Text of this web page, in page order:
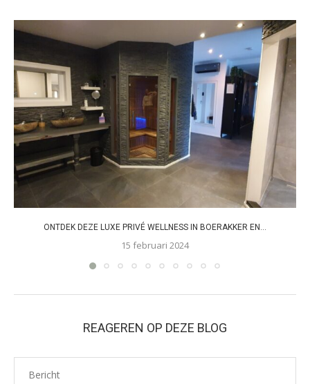
ONTDEK DEZE LUXE PRIVÉ WELLNESS IN BOERAKKER EN...
15 februari 2024
REAGEREN OP DEZE BLOG